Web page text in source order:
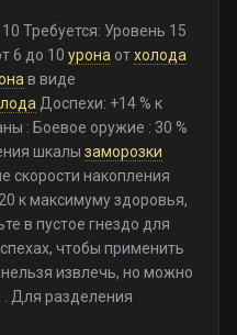
Требуется: Уровень 15
6 до 10 урона отхолода
в виде
Доспехи: +14 % к
: Боевое оружие : 30 %
шкалы заморозки
скорости накопления
к максимуму здоровья,
в пустое гнездо для
чтобы применить
извлечь, но можно
. Для разделения